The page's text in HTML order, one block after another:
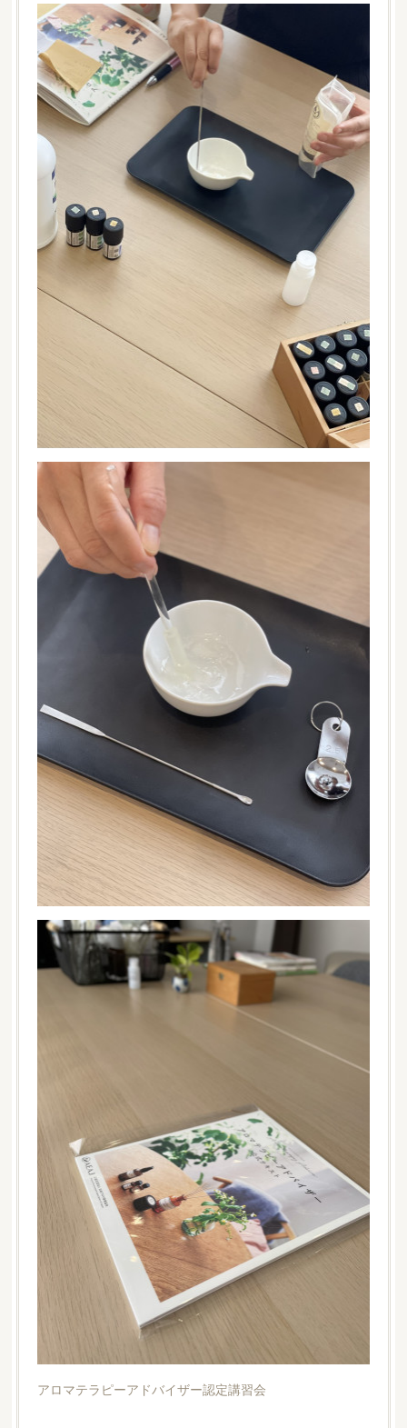
アロマテラピーアドバイザー認定講習会